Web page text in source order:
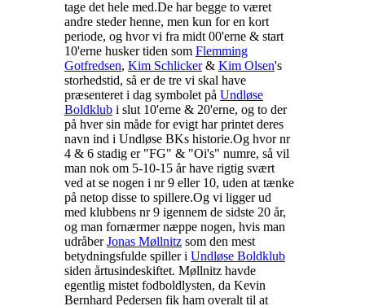
tage det hele med.De har begge to været
andre steder henne, men kun for en kort
periode, og hvor vi fra midt 00'erne & start
10'erne husker tiden som Flemming
Gotfredsen, Kim Schlicker& Kim Olsen's
storhedstid, så er de tre vi skal have
præsenteret i dag symbolet på Undløse
Boldklub i slut 10'erne & 20'erne, og to der
på hver sin måde for evigt har printet deres
navn ind i Undløse BKs historie.Og hvor nr
4 & 6 stadig er "FG" & "Oi's" numre, så vil
man nok om 5-10-15 år have rigtig svært
ved at se nogen i nr 9 eller 10, uden at tænke
på netop disse to spillere.Og vi ligger ud
med klubbens nr 9 igennem de sidste 20 år,
og man fornærmer næppe nogen, hvis man
udråberJonas Møllnitz som den mest
betydningsfulde spiller i Undløse Boldklub
siden årtusindeskiftet. Møllnitz havde
egentlig mistet fodboldlysten, da Kevin
Bernhard Pedersen fik ham overalt til at